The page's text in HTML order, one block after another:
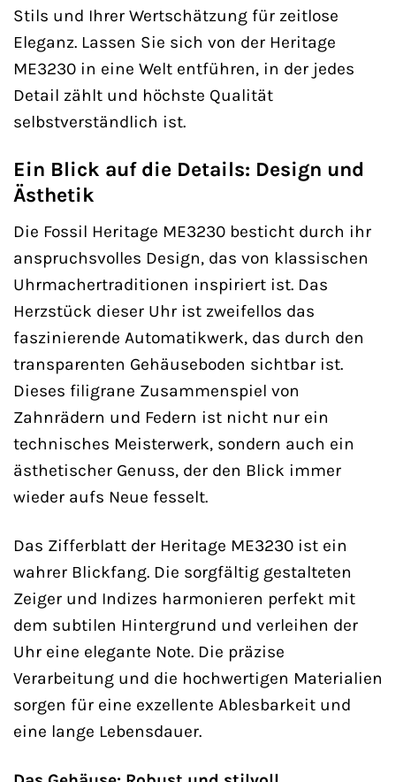
Stils und Ihrer Wertschätzung für zeitlose
Eleganz. Lassen Sie sich von der Heritage
ME3230 in eine Welt entführen, in der jedes
Detail zählt und höchste Qualität
selbstverständlich ist.
Ein Blick auf die Details: Design und
Ästhetik
Die Fossil Heritage ME3230 besticht durch ihr
anspruchsvolles Design, das von klassischen
Uhrmachertraditionen inspiriert ist. Das
Herzstück dieser Uhr ist zweifellos das
faszinierende Automatikwerk, das durch den
transparenten Gehäuseboden sichtbar ist.
Dieses filigrane Zusammenspiel von
Zahnrädern und Federn ist nicht nur ein
technisches Meisterwerk, sondern auch ein
ästhetischer Genuss, der den Blick immer
wieder aufs Neue fesselt.
Das Zifferblatt der Heritage ME3230 ist ein
wahrer Blickfang. Die sorgfältig gestalteten
Zeiger und Indizes harmonieren perfekt mit
dem subtilen Hintergrund und verleihen der
Uhr eine elegante Note. Die präzise
Verarbeitung und die hochwertigen Materialien
sorgen für eine exzellente Ablesbarkeit und
eine lange Lebensdauer.